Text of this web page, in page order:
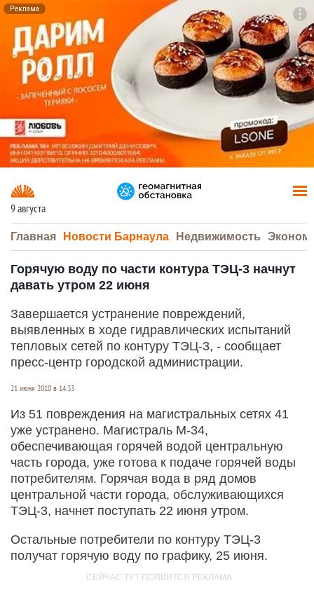
Реклама
9 августа
Главная Новости Барнаула Недвижимость
Горячую воду по части контура ТЭЦ-3 начнут
давать утром 22 июня
Завершается устранение повреждений,
выявленных в ходе гидравлических испытаний
тепловых сетей по контуру ТЭЦ-3, - сообщает
пресс-центр городской администрации.
21 июня 2010 в 14:33
Из 51 повреждения на магистральных сетях 41
уже устранено. Магистраль М-34,
обеспечивающая горячей водой центральную
часть города, уже готова к подаче горячей воды
потребителям. Горячая вода в ряд домов
центральной части города, обслуживающихся
ТЭЦ-3, начнет поступать 22 июня утром.
Остальные потребители по контуру ТЭЦ-3
получат горячую воду по графику, 25 июня.